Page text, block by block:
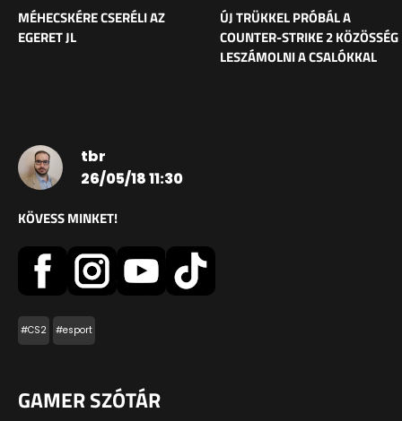
MÉHECSKÉRE CSERÉLI AZ
EGERET JL
ÚJ TRÜKKEL PRÓBÁL A
COUNTER-STRIKE 2 KÖZÖSSÉG
LESZÁMOLNI A CSALÓKKAL
tbr
26/05/18 11:30
KÖVESS MINKET!
#CS2 #esport
GAMER SZÓTÁR